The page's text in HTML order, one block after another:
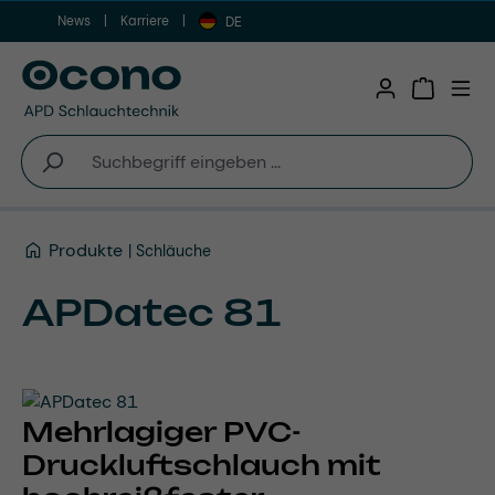
Zum Hauptinhalt springen
News Karriere DE
Produkte Schläuche
APDatec 81
Mehrlagiger PVC-
Druckluftschlauch mit